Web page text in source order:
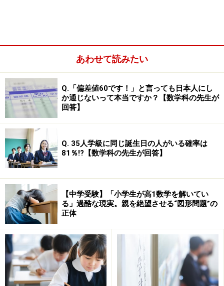
の授業では、天気や太陽の様子はそのまま登場人物の心
情を表していることを説明します。ですから、夕日が祖
母の終盤を迎えつつある人生をたとえていることは勘の
いい子なら気づくことができます。
でも、「自分の将来に対して希望に満ちていた無邪気で
幸せな子ども時代に思いを巡らし、決して戻ることはで
きない現実との差に懐かしさと寂しさを感じる」という
祖母の心境までは、いくら記述問題攻略のテクニックを
身につけても、なかなか答えられるものではありませ
ん。精神的に幼い子はいくら努力して解法テクニックを
学んでも、「わからないものは、わからない」と言い切
った理由がお分かりでしょうか。
中学受験の国語の文章読解にはテクニックだけではどう
にもならない精神年齢の壁が存在します。論説文もはっ
きりと精神年齢による有利不利がはっきり出ます。例え
あわせて読みたい
Q.「偏差値60です！」と言っても日本人にし
か通じないって本当ですか？【数学科の先生が
回答】
Q. 35人学級に同じ誕生日の人がいる確率は
81％!?【数学科の先生が回答】
【中学受験】「小学生が高1数学を解いてい
る」過酷な現実。親を絶望させる“図形問題”の
正体